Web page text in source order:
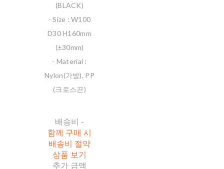
(BLACK)
- Size : W100
D30 H160mm
(±30mm)
- Material :
Nylon(가방), PP
(크로스끈)
배송비 -
함께 구매 시
배송비 절약
상품 보기
추가 금액